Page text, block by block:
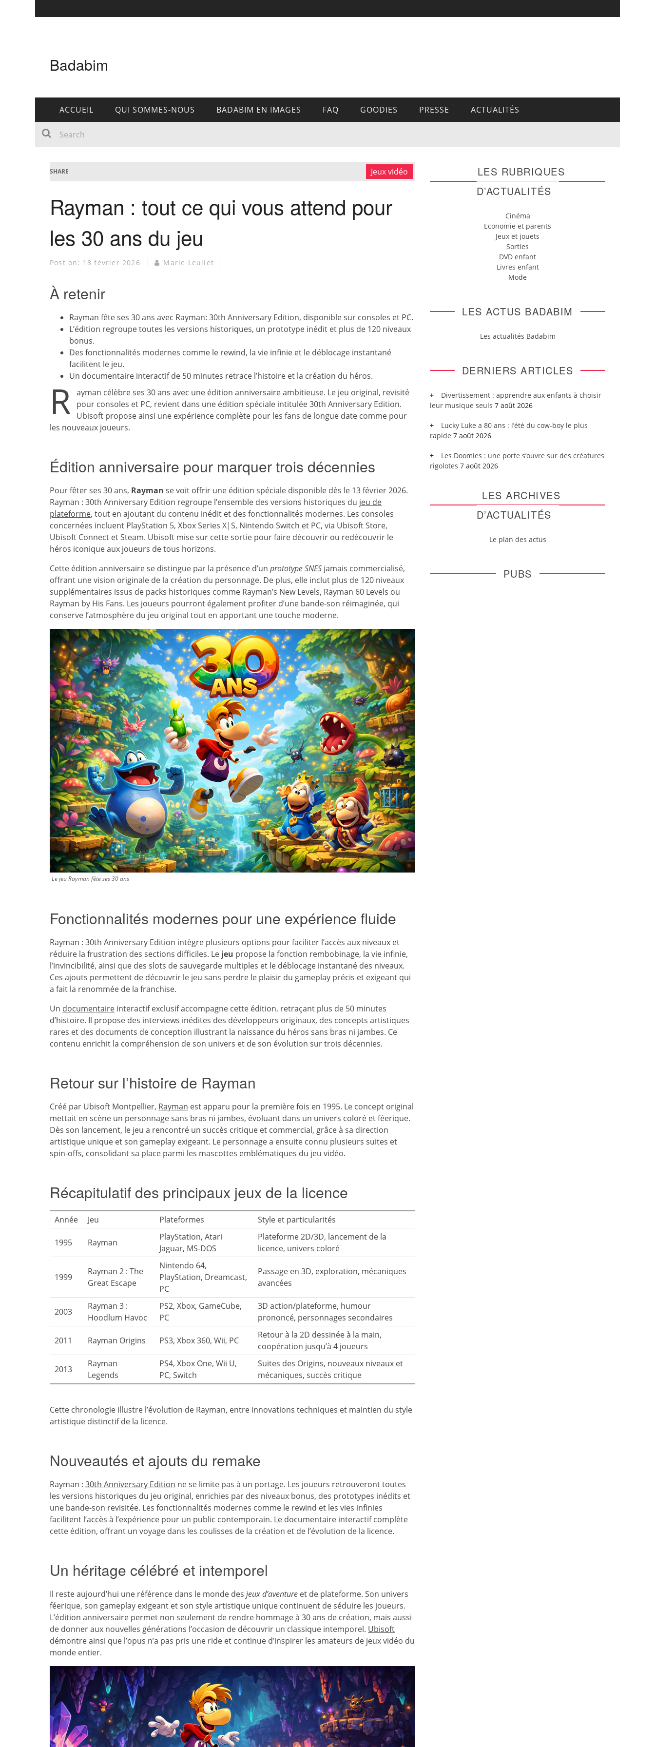
Badabim
ACCUEIL QUI SOMMES-NOUS BADABIM EN IMAGES FAQ GOODIES PRESSE ACTUALITÉS
SHARE Jeux vidéo
Rayman : tout ce qui vous attend pour
les 30 ans du jeu
Post on: 18 février 2026 Marie Leuliet
À retenir
Rayman fête ses 30 ans avec Rayman: 30th Anniversary Edition, disponible sur consoles et PC.
L’édition regroupe toutes les versions historiques, un prototype inédit et plus de 120 niveaux
bonus.
Des fonctionnalités modernes comme le rewind, la vie infinie et le déblocage instantané
facilitent le jeu.
Un documentaire interactif de 50 minutes retrace l’histoire et la création du héros.
R ayman célèbre ses 30 ans avec une édition anniversaire ambitieuse. Le jeu original, revisité
pour consoles et PC, revient dans une édition spéciale intitulée 30th Anniversary Edition.
Ubisoft propose ainsi une expérience complète pour les fans de longue date comme pour
les nouveaux joueurs.
Édition anniversaire pour marquer trois décennies
Pour fêter ses 30 ans, Rayman se voit offrir une édition spéciale disponible dès le 13 février 2026.
Rayman : 30th Anniversary Edition regroupe l’ensemble des versions historiques du jeu de
plateforme, tout en ajoutant du contenu inédit et des fonctionnalités modernes. Les consoles
concernées incluent PlayStation 5, Xbox Series X|S, Nintendo Switch et PC, via Ubisoft Store,
Ubisoft Connect et Steam. Ubisoft mise sur cette sortie pour faire découvrir ou redécouvrir le
héros iconique aux joueurs de tous horizons.
Cette édition anniversaire se distingue par la présence d’un prototype SNES jamais commercialisé,
offrant une vision originale de la création du personnage. De plus, elle inclut plus de 120 niveaux
supplémentaires issus de packs historiques comme Rayman’s New Levels, Rayman 60 Levels ou
Rayman by His Fans. Les joueurs pourront également profiter d’une bande-son réimaginée, qui
conserve l’atmosphère du jeu original tout en apportant une touche moderne.
Le jeu Rayman fête ses 30 ans
Fonctionnalités modernes pour une expérience fluide
Rayman : 30th Anniversary Edition intègre plusieurs options pour faciliter l’accès aux niveaux et
réduire la frustration des sections difficiles. Le jeu propose la fonction rembobinage, la vie infinie,
l’invincibilité, ainsi que des slots de sauvegarde multiples et le déblocage instantané des niveaux.
Ces ajouts permettent de découvrir le jeu sans perdre le plaisir du gameplay précis et exigeant qui
a fait la renommée de la franchise.
Un documentaire interactif exclusif accompagne cette édition, retraçant plus de 50 minutes
d’histoire. Il propose des interviews inédites des développeurs originaux, des concepts artistiques
rares et des documents de conception illustrant la naissance du héros sans bras ni jambes. Ce
contenu enrichit la compréhension de son univers et de son évolution sur trois décennies.
Retour sur l’histoire de Rayman
Créé par Ubisoft Montpellier, Rayman est apparu pour la première fois en 1995. Le concept original
mettait en scène un personnage sans bras ni jambes, évoluant dans un univers coloré et féerique.
Dès son lancement, le jeu a rencontré un succès critique et commercial, grâce à sa direction
artistique unique et son gameplay exigeant. Le personnage a ensuite connu plusieurs suites et
spin-offs, consolidant sa place parmi les mascottes emblématiques du jeu vidéo.
Récapitulatif des principaux jeux de la licence
Année Jeu Plateformes Style et particularités
1995 Rayman
PlayStation, Atari
Jaguar, MS-DOS
Plateforme 2D/3D, lancement de la
licence, univers coloré
1999
Rayman 2 : The
Great Escape
Nintendo 64,
PlayStation, Dreamcast,
PC
Passage en 3D, exploration, mécaniques
avancées
2003
Rayman 3 :
Hoodlum Havoc
PS2, Xbox, GameCube,
PC
3D action/plateforme, humour
prononcé, personnages secondaires
2011 Rayman Origins PS3, Xbox 360, Wii, PC
Retour à la 2D dessinée à la main,
coopération jusqu’à 4 joueurs
2013
Rayman
Legends
PS4, Xbox One, Wii U,
PC, Switch
Suites des Origins, nouveaux niveaux et
mécaniques, succès critique
Cette chronologie illustre l’évolution de Rayman, entre innovations techniques et maintien du style
artistique distinctif de la licence.
Nouveautés et ajouts du remake
Rayman : 30th Anniversary Edition ne se limite pas à un portage. Les joueurs retrouveront toutes
les versions historiques du jeu original, enrichies par des niveaux bonus, des prototypes inédits et
une bande-son revisitée. Les fonctionnalités modernes comme le rewind et les vies infinies
facilitent l’accès à l’expérience pour un public contemporain. Le documentaire interactif complète
cette édition, offrant un voyage dans les coulisses de la création et de l’évolution de la licence.
Un héritage célébré et intemporel
Il reste aujourd’hui une référence dans le monde des jeux d’aventure et de plateforme. Son univers
féerique, son gameplay exigeant et son style artistique unique continuent de séduire les joueurs.
L’édition anniversaire permet non seulement de rendre hommage à 30 ans de création, mais aussi
de donner aux nouvelles générations l’occasion de découvrir un classique intemporel. Ubisoft
démontre ainsi que l’opus n’a pas pris une ride et continue d’inspirer les amateurs de jeux vidéo du
monde entier.
LES RUBRIQUES
D’ACTUALITÉS
Cinéma
Economie et parents
Jeux et jouets
Sorties
DVD enfant
Livres enfant
Mode
LES ACTUS BADABIM
Les actualités Badabim
DERNIERS ARTICLES
Divertissement : apprendre aux enfants à choisir
leur musique seuls 7 août 2026
Lucky Luke a 80 ans : l’été du cow-boy le plus
rapide 7 août 2026
Les Doomies : une porte s’ouvre sur des créatures
rigolotes 7 août 2026
LES ARCHIVES
D’ACTUALITÉS
Le plan des actus
PUBS